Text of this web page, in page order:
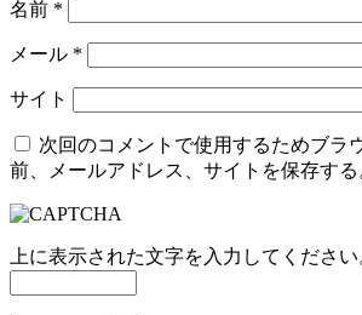
名前 *
メール *
サイト
次回のコメントで使用するためブラ
前、メールアドレス、サイトを保存する
上に表示された文字を入力してください